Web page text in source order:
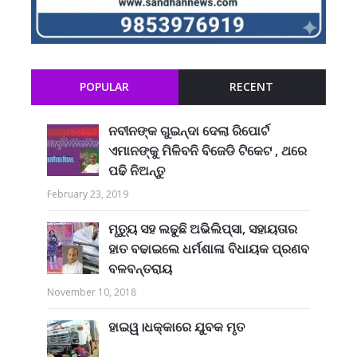
POPULAR RECENT
ନବୀନଙ୍କ ଗୁଇନ୍ଦା ଦେଲା ରିପୋର୍ଟ
ଏମାନଙ୍କୁ ମିଳିବନି ବିଜେଡି ଟିକେଟ , ଥରେ
ପଢି ନିଅନ୍ତୁ
February 23, 2019
ମୃତ୍ୟୁ ସହ ଲଢୁଛି ଅଭିଲିପ୍ସା, ସହାୟତାର
ହାତ ବଢାଇଲେ ଧର୍ମଶାଳା ବିଧାୟକ ପ୍ରଣବ
ବଳବନ୍ତରାୟ
November 10, 2018
ହାଇୱ।ଧକ୍କାରେ ଯୁବକ ମୃତ